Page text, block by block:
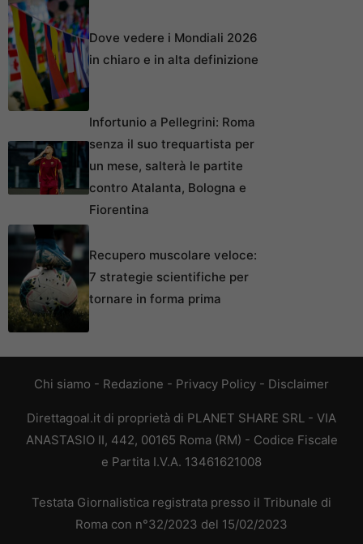
Dove vedere i Mondiali 2026
in chiaro e in alta definizione
Infortunio a Pellegrini: Roma
senza il suo trequartista per
un mese, salterà le partite
contro Atalanta, Bologna e
Fiorentina
Recupero muscolare veloce:
7 strategie scientifiche per
tornare in forma prima
Chi siamo - Redazione - Privacy Policy - Disclaimer
Direttagoal.it di proprietà di PLANET SHARE SRL - VIA
ANASTASIO II, 442, 00165 Roma (RM) - Codice Fiscale
e Partita I.V.A. 13461621008
Testata Giornalistica registrata presso il Tribunale di
Roma con n°32/2023 del 15/02/2023